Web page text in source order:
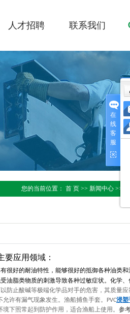
人才招聘
外贸专员
车间人员
联系我们
您的当前位置： 首 页 >> 新闻中心 >>
要应用领域：
很好的耐油特性，能够很好的抵御各种油类和
油脂类物质的刺激导致各种过敏症状。化学、
防止酸碱等极端化学品对手的危害，其质量应
许有漏气现象发生。 渔船捕鱼手套。 PVC浸塑
下照常起到防护作用，适合渔船上使用。 参
在
线
客
服